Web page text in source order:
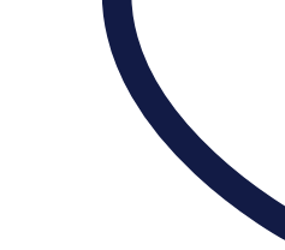
να
επιλεγούν
στη
σελίδα
του
προϊόντος